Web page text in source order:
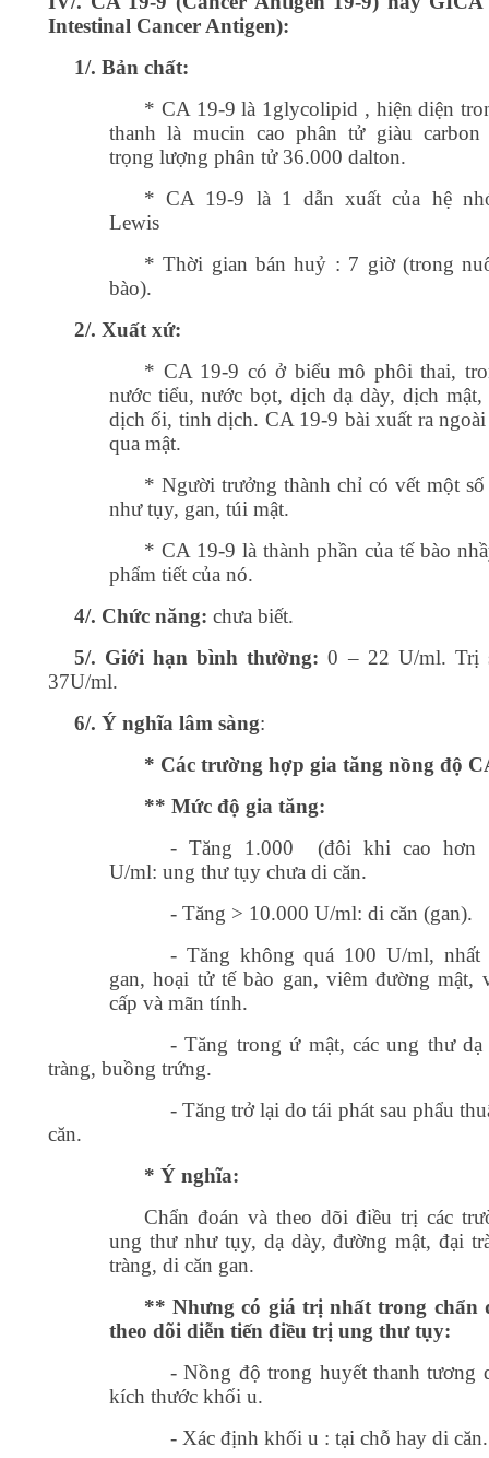
Intestinal Cancer Antigen):
1/. Bản chất:
* CA 19-9 là 1glycolipid , hiện diện
thanh là mucin cao phân tử giàu carbon
trọng lượng phân tử 36.000 dalton.
* CA 19-9 là 1 dẫn xuất của hệ
Lewis
* Thời gian bán huỷ : 7 giờ (trong
bào).
2/. Xuất xứ:
* CA 19-9 có ở biểu mô phôi thai,
nước tiểu, nước bọt, dịch dạ dày, dịch mật,
dịch ối, tinh dịch. CA 19-9 bài xuất ra
qua mật.
* Người trưởng thành chỉ có vết một số
như tụy, gan, túi mật.
* CA 19-9 là thành phần của tế bào
phẩm tiết của nó.
4/. Chức năng: chưa biết.
5/. Giới hạn bình thường: 0 – 22 U/ml. Trị
37U/ml.
6/. Ý nghĩa lâm sàng:
* Các trường hợp gia tăng nồng độ
** Mức độ gia tăng:
- Tăng 1.000 (đôi khi cao hơn
U/ml: ung thư tụy chưa di căn.
- Tăng > 10.000 U/ml: di căn (gan).
- Tăng không quá 100 U/ml,
gan, hoại tử tế bào gan, viêm đường mật,
cấp và mãn tính.
- Tăng trong ứ mật, các ung thư dạ
tràng, buồng trứng.
- Tăng trở lại do tái phát sau phẩu
căn.
* Ý nghĩa:
Chẩn đoán và theo dõi điều trị các
ung thư như tụy, dạ dày, đường mật, đại
tràng, di căn gan.
** Nhưng có giá trị nhất trong chẩn
theo dõi diễn tiến điều trị ung thư tụy:
- Nồng độ trong huyết thanh tương
kích thước khối u.
- Xác định khối u : tại chỗ hay di